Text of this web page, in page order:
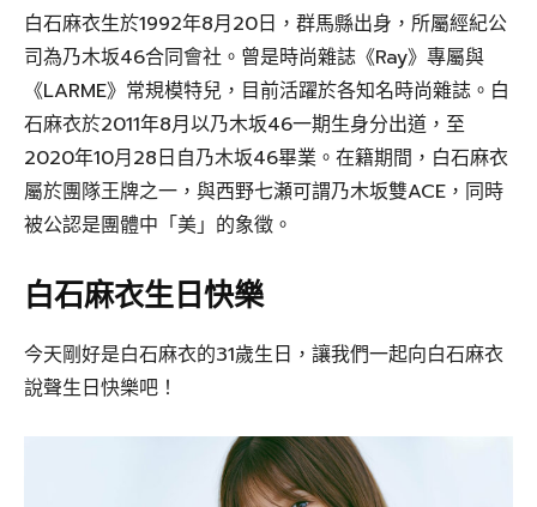
白石麻衣生於1992年8月20日，群馬縣出身，所屬經紀公
司為乃木坂46合同會社。曾是時尚雜誌《Ray》專屬與
《LARME》常規模特兒，目前活躍於各知名時尚雜誌。白
石麻衣於2011年8月以乃木坂46一期生身分出道，至
2020年10月28日自乃木坂46畢業。在籍期間，白石麻衣
屬於團隊王牌之一，與西野七瀬可謂乃木坂雙ACE，同時
被公認是團體中「美」的象徵。
白石麻衣生日快樂
今天剛好是白石麻衣的31歲生日，讓我們一起向白石麻衣
說聲生日快樂吧！